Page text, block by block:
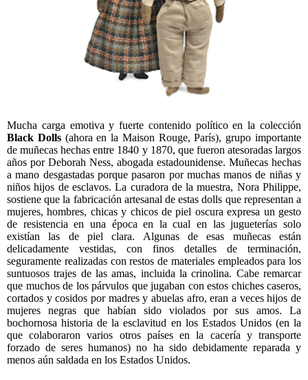
Mucha carga emotiva y fuerte contenido político en la colección
Black Dolls(ahora en la Maison Rouge, París), grupo importante
de muñecas hechas entre 1840 y 1870, que fueron atesoradas largos
años por Deborah Ness, abogada estadounidense. Muñecas hechas
a mano desgastadas porque pasaron por muchas manos de niñas y
niños hijos de esclavos. La curadora de la muestra, Nora Philippe,
sostiene que la fabricación artesanal de estas dolls que representan a
mujeres, hombres, chicas y chicos de piel oscura expresa un gesto
de resistencia en una época en la cual en las jugueterías solo
existían las de piel clara. Algunas de esas muñecas están
delicadamente vestidas, con finos detalles de terminación,
seguramente realizadas con restos de materiales empleados para los
suntuosos trajes de las amas, incluida la crinolina. Cabe remarcar
que muchos de los párvulos que jugaban con estos chiches caseros,
cortados y cosidos por madres y abuelas afro, eran a veces hijos de
mujeres negras que habían sido violados por sus amos. La
bochornosa historia de la esclavitud en los Estados Unidos (en la
que colaboraron varios otros países en la cacería y transporte
forzado de seres humanos) no ha sido debidamente reparada y
menos aún saldada en los Estados Unidos.